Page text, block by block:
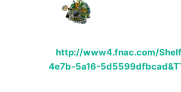
http://www4.fnac.com/
4e7b-5a16-